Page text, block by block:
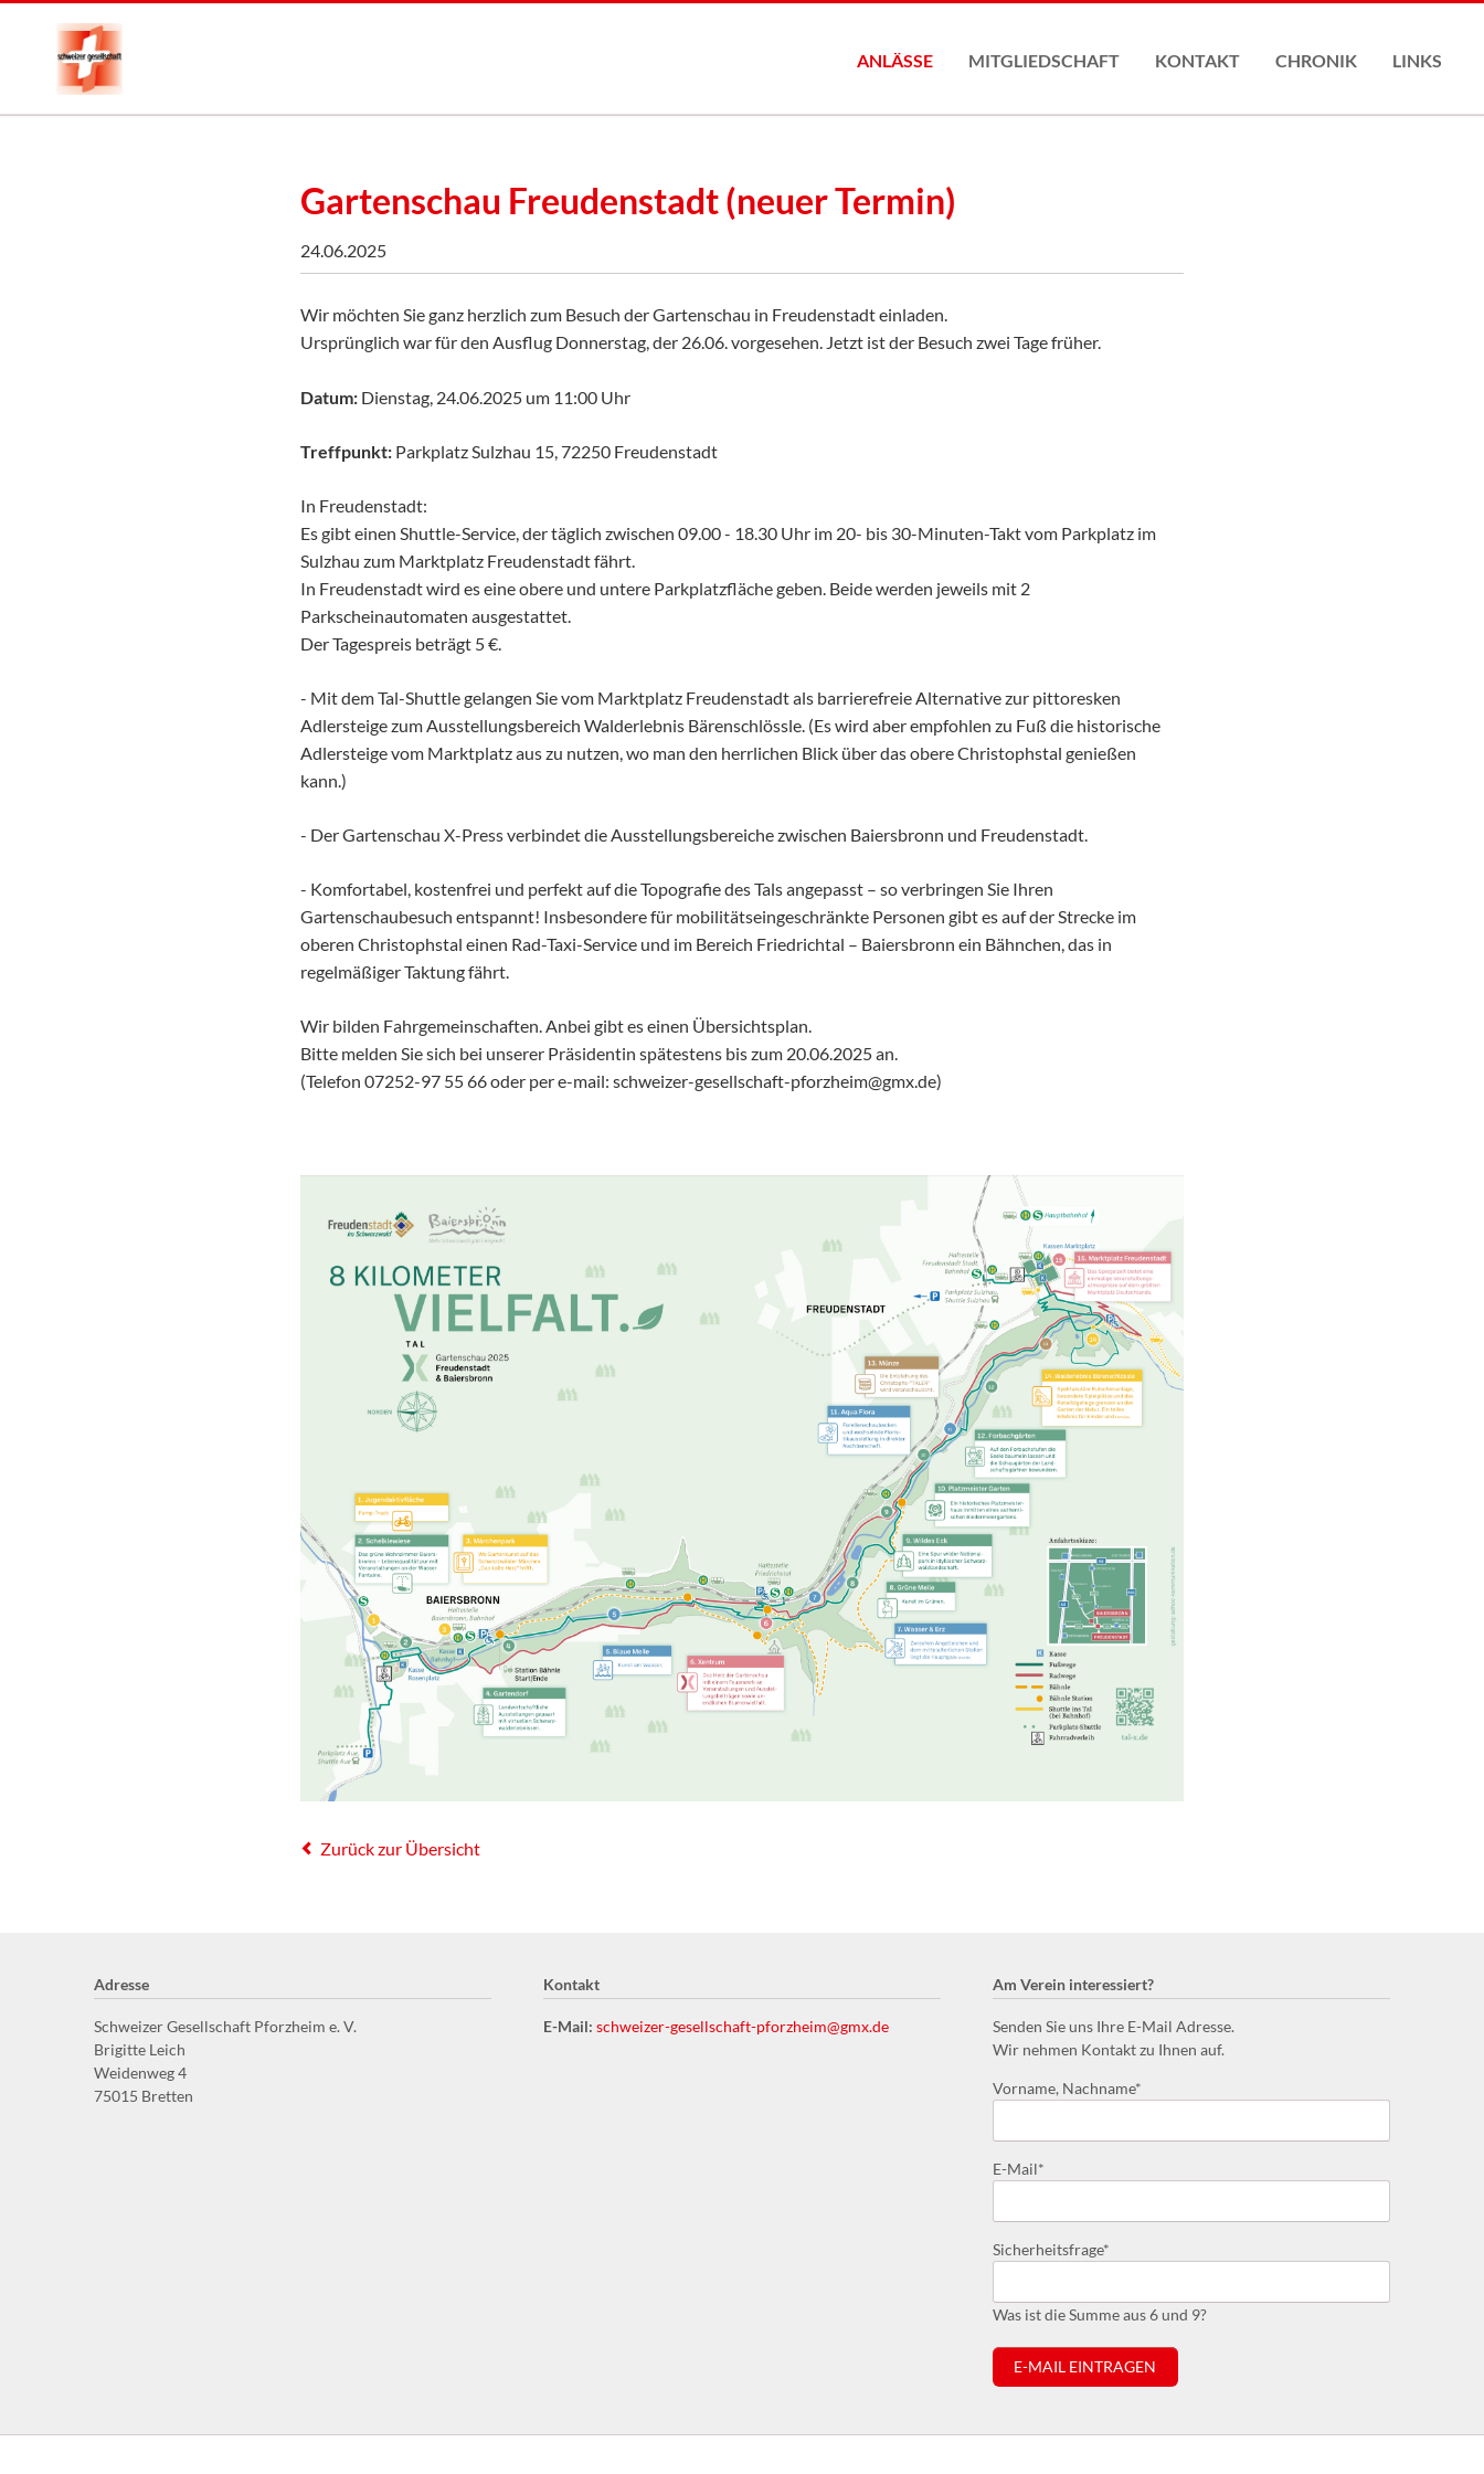
ANLÄSSE MITGLIEDSCHAFT KONTAKT CHRONIK LINKS
Gartenschau Freudenstadt (neuer Termin)
24.06.2025
Wir möchten Sie ganz herzlich zum Besuch der Gartenschau in Freudenstadt einladen.
Ursprünglich war für den Ausflug Donnerstag, der 26.06. vorgesehen. Jetzt ist der Besuch zwei Tage früher.
Datum: Dienstag, 24.06.2025 um 11:00 Uhr
Treffpunkt: Parkplatz Sulzhau 15, 72250 Freudenstadt
In Freudenstadt:
Es gibt einen Shuttle-Service, der täglich zwischen 09.00 - 18.30 Uhr im 20- bis 30-Minuten-Takt vom Parkplatz im
Sulzhau zum Marktplatz Freudenstadt fährt.
In Freudenstadt wird es eine obere und untere Parkplatzfläche geben. Beide werden jeweils mit 2
Parkscheinautomaten ausgestattet.
Der Tagespreis beträgt 5 €.
- Mit dem Tal-Shuttle gelangen Sie vom Marktplatz Freudenstadt als barrierefreie Alternative zur pittoresken
Adlersteige zum Ausstellungsbereich Walderlebnis Bärenschlössle. (Es wird aber empfohlen zu Fuß die historische
Adlersteige vom Marktplatz aus zu nutzen, wo man den herrlichen Blick über das obere Christophstal genießen
kann.)
- Der Gartenschau X-Press verbindet die Ausstellungsbereiche zwischen Baiersbronn und Freudenstadt.
- Komfortabel, kostenfrei und perfekt auf die Topografie des Tals angepasst – so verbringen Sie Ihren
Gartenschaubesuch entspannt! Insbesondere für mobilitätseingeschränkte Personen gibt es auf der Strecke im
oberen Christophstal einen Rad-Taxi-Service und im Bereich Friedrichtal – Baiersbronn ein Bähnchen, das in
regelmäßiger Taktung fährt.
Wir bilden Fahrgemeinschaften. Anbei gibt es einen Übersichtsplan.
Bitte melden Sie sich bei unserer Präsidentin spätestens bis zum 20.06.2025 an.
(Telefon 07252-97 55 66 oder per e-mail: schweizer-gesellschaft-pforzheim@gmx.de)
Zurück zur Übersicht
Adresse
Schweizer Gesellschaft Pforzheim e. V.
Brigitte Leich
Weidenweg 4
75015 Bretten
Kontakt
E-Mail: schweizer-gesellschaft-pforzheim@gmx.de
Am Verein interessiert?
Senden Sie uns Ihre E-Mail Adresse.
Wir nehmen Kontakt zu Ihnen auf.
Pflichtfeld
Vorname, Nachname*
Pflichtfeld
E-Mail*
Pflichtfeld
Sicherheitsfrage*
Was ist die Summe aus 6 und 9?
E-MAIL EINTRAGEN